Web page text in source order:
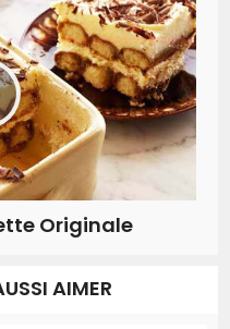
Originale
AIMER